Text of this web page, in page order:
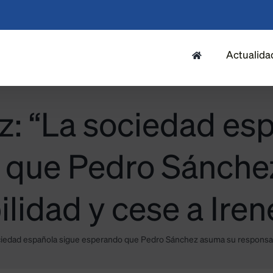
“La sociedad
Pedro
y cese a
española sigue esperando que Pedro Sánchez asuma su